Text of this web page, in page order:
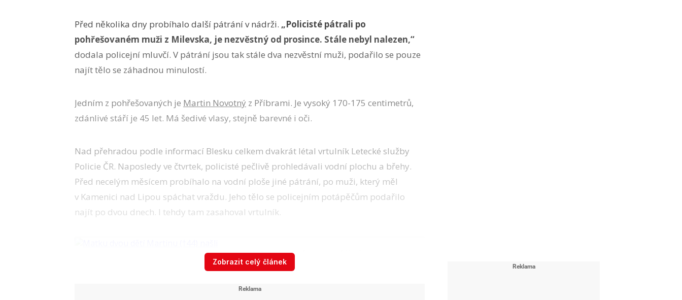
Před několika dny probíhalo další pátrání v nádrži. „Policisté pátrali po
pohřešovaném muži z Milevska, je nezvěstný od prosince. Stále nebyl nalezen,“
dodala policejní mluvčí. V pátrání jsou tak stále dva nezvěstní muži, podařilo se pouze
najít tělo se záhadnou minulostí.
Jedním z pohřešovaných je Martin Novotný z Příbrami. Je vysoký 170-175 centimetrů,
zdánlivé stáří je 45 let. Má šedivé vlasy, stejně barevné i oči.
Nad přehradou podle informací Blesku celkem dvakrát létal vrtulník Letecké služby
Policie ČR. Naposledy ve čtvrtek, policisté pečlivě prohledávali vodní plochu a břehy.
Před necelým měsícem probíhalo na vodní ploše jiné pátrání, po muži, který měl
v Kamenici nad Lipou spáchat vraždu. Jeho tělo se policejním potápěčům podařilo
najít po dvou dnech. I tehdy tam zasahoval vrtulník.
Matku dvou dětí
Martinu (†44) našli
mrtvou: Jiřího (†39)
Zobrazit celý článek